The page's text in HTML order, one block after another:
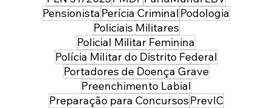
PensionistaPerícia CriminalPodologia
Policiais Militares
Policial Militar Feminina
Polícia Militar do Distrito Federal
Portadores de Doença Grave
Preenchimento Labial
Preparação para ConcursosPrevIC